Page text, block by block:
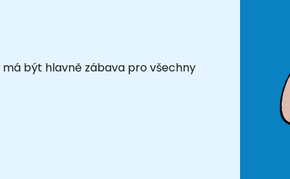
být hlavně zábava pro všechny